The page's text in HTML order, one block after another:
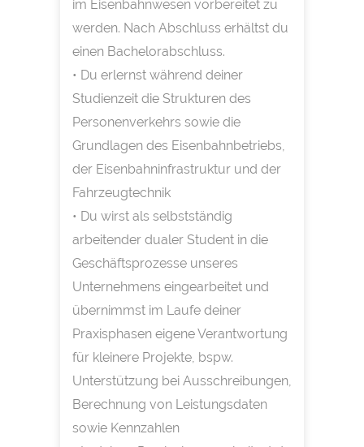
im Eisenbahnwesen vorbereitet zu
werden. Nach Abschluss erhältst du
einen Bachelorabschluss.
• Du erlernst während deiner
Studienzeit die Strukturen des
Personenverkehrs sowie die
Grundlagen des Eisenbahnbetriebs,
der Eisenbahninfrastruktur und der
Fahrzeugtechnik
• Du wirst als selbstständig
arbeitender dualer Student in die
Geschäftsprozesse unseres
Unternehmens eingearbeitet und
übernimmst im Laufe deiner
Praxisphasen eigene Verantwortung
für kleinere Projekte, bspw.
Unterstützung bei Ausschreibungen,
Berechnung von Leistungsdaten
sowie Kennzahlen